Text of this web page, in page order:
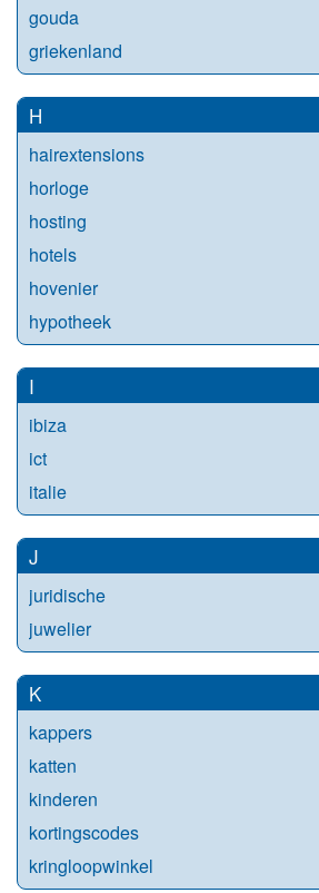
gouda
griekenland
H
hairextensions
horloge
hosting
hotels
hovenier
hypotheek
I
ibiza
ict
italie
J
juridische
juwelier
K
kappers
katten
kinderen
kortingscodes
kringloopwinkel